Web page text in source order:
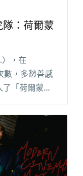
隊：荷爾蒙
，在
數，多愁善感
「荷爾蒙少
傾雨〉，更不
是因為主唱詠
會演奏樂器